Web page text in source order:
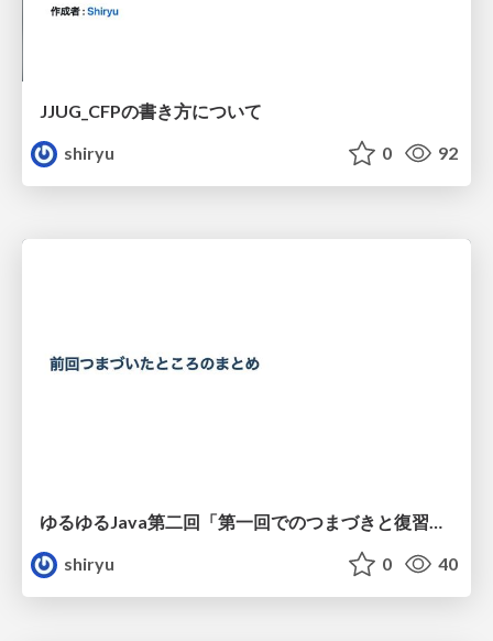
JJUG_CFPの書き方について
shiryu
0 92
shiryu
0 40